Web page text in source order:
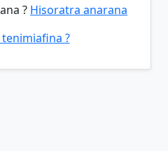
? Hisoratra anarana
?